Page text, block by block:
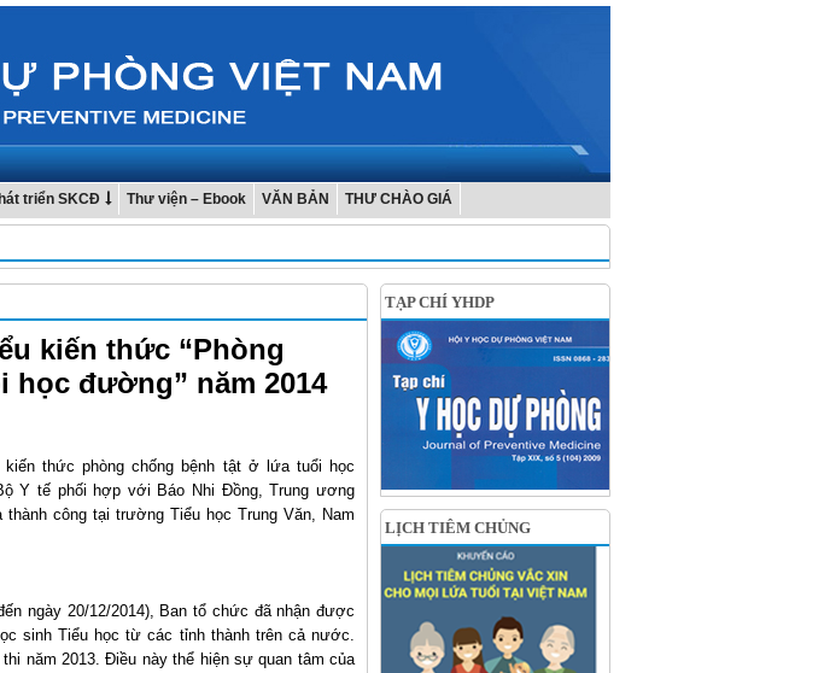
triển SKCĐ Thư viện – Ebook VĂN BẢN THƯ CHÀO GIÁ
kiến thức “Phòng
đường” năm 2014
thức phòng chống bệnh tật ở lứa tuổi học
Y tế phối hợp với Báo Nhi Đồng, Trung ương
công tại trường Tiểu học Trung Văn, Nam
ngày 20/12/2014), Ban tổ chức đã nhận được
sinh Tiểu học từ các tỉnh thành trên cả nước.
năm 2013. Điều này thể hiện sự quan tâm của
TẠP CHÍ YHDP
LỊCH TIÊM CHỦNG